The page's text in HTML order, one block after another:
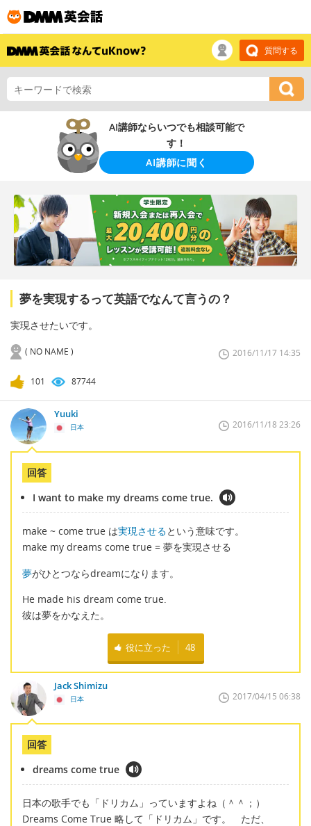
質問する
AI講師ならいつでも相談可能で
す！
AI講師に聞く
夢を実現するって英語でなんて言うの？
実現させたいです。
( NO NAME ) 2016/11/17 14:35
101 87744
Yuuki
日本 2016/11/18 23:26
回答
I want to make my dreams come true.
make ~ come true は実現させるという意味です。
make my dreams come true = 夢を実現させる
夢がひとつならdreamになります。
He made his dream come true.
彼は夢をかなえた。
役に立った 48
Jack Shimizu
日本 2017/04/15 06:38
回答
dreams come true
日本の歌手でも「ドリカム」っていますよね（＾＾；）
Dreams Come True 略して「ドリカム」です。 ただ、